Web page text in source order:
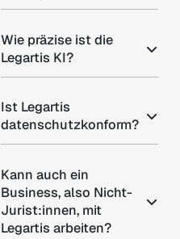
Wie präzise ist die
Legartis KI?
Ist Legartis
datenschutzkonform?
Kann auch ein
Business, also Nicht-
Jurist:innen, mit
Legartis arbeiten?